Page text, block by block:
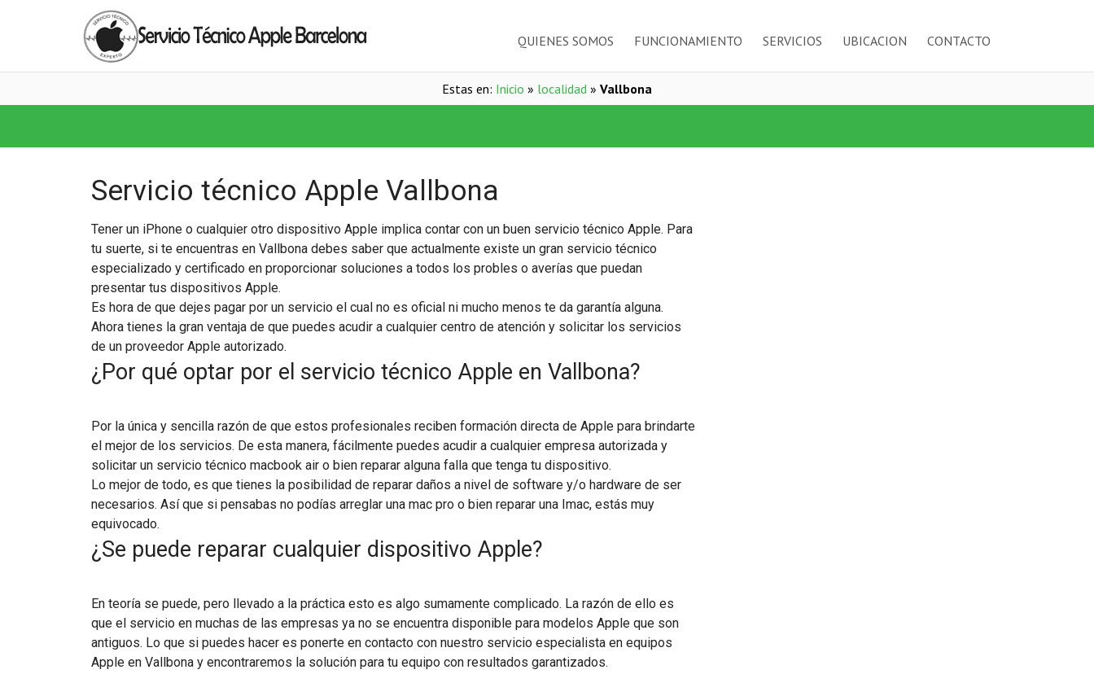
QUIENES SOMOS FUNCIONAMIENTO SERVICIOS UBICACION CONTACTO
Estas en: Inicio » localidad » Vallbona
Servicio técnico Apple Vallbona
Tener un iPhone o cualquier otro dispositivo Apple implica contar con un buen servicio técnico Apple. Para
tu suerte, si te encuentras en Vallbona debes saber que actualmente existe un gran servicio técnico
especializado y certificado en proporcionar soluciones a todos los probles o averías que puedan
presentar tus dispositivos Apple.
Es hora de que dejes pagar por un servicio el cual no es oficial ni mucho menos te da garantía alguna.
Ahora tienes la gran ventaja de que puedes acudir a cualquier centro de atención y solicitar los servicios
de un proveedor Apple autorizado.
¿Por qué optar por el servicio técnico Apple en Vallbona?
Por la única y sencilla razón de que estos profesionales reciben formación directa de Apple para brindarte
el mejor de los servicios. De esta manera, fácilmente puedes acudir a cualquier empresa autorizada y
solicitar un servicio técnico macbook air o bien reparar alguna falla que tenga tu dispositivo.
Lo mejor de todo, es que tienes la posibilidad de reparar daños a nivel de software y/o hardware de ser
necesarios. Así que si pensabas no podías arreglar una mac pro o bien reparar una Imac, estás muy
equivocado.
¿Se puede reparar cualquier dispositivo Apple?
En teoría se puede, pero llevado a la práctica esto es algo sumamente complicado. La razón de ello es
que el servicio en muchas de las empresas ya no se encuentra disponible para modelos Apple que son
antiguos. Lo que si puedes hacer es ponerte en contacto con nuestro servicio especialista en equipos
Apple en Vallbona y encontraremos la solución para tu equipo con resultados garantizados.